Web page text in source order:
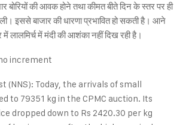
की आवक होने तथा कीमत बीते दिन के स्तर पर ही
इससे बाजार की धारणा प्रभावित हो सकती है। आने
में लालमिर्च में मंदी की आशंका नहीं दिख रही है।
increment
(NNS): Today, the arrivals of small
to 79351 kg in the CPMC auction. Its
dropped down to Rs 2420.30 per kg